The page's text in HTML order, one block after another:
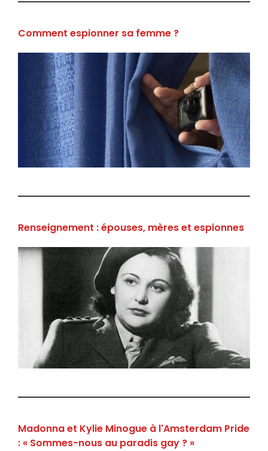
Comment espionner sa femme ?
Renseignement : épouses, mères et espionnes
Madonna et Kylie Minogue à l'Amsterdam Pride
: « Sommes-nous au paradis gay ? »